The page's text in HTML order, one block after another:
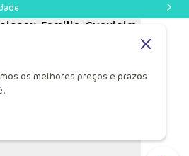
os melhores preços e prazos